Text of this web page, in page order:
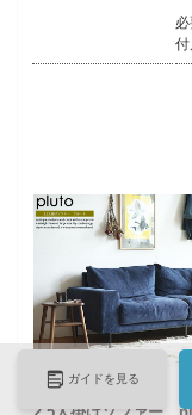
付
ガイドを見る